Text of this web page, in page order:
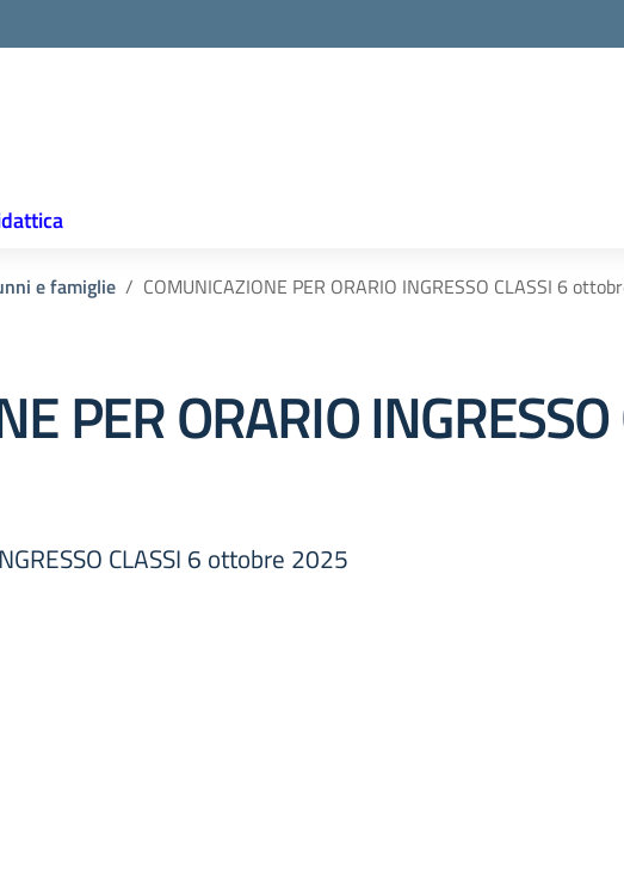
e famiglie COMUNICAZIONE PER ORARIO INGRESSO CLASSI 6
PER ORARIO
CLASSI 6 ottobre 2025